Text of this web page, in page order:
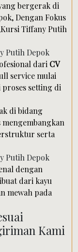
bergerak di
Dengan Fokus
Tiffany Putih
dari CV
service mulai
setting di
di bidang
serta
dengan
dari kayu
mewah pada
Kami